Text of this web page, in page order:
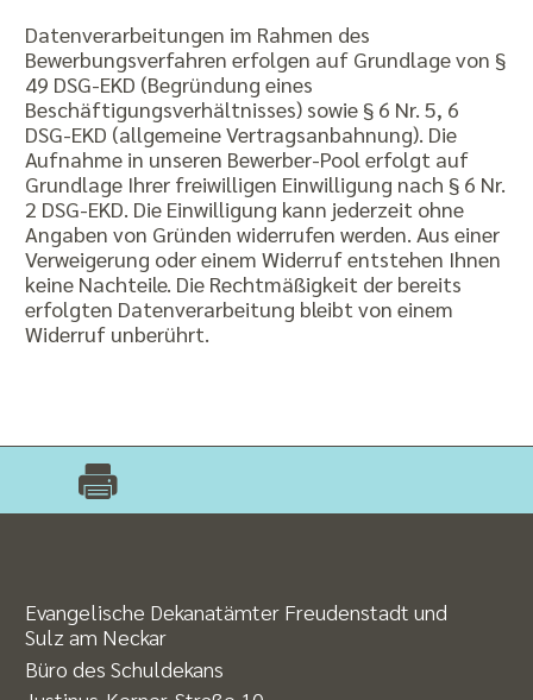
Datenverarbeitungen im Rahmen des
Bewerbungsverfahren erfolgen auf Grundlage von §
49 DSG-EKD (Begründung eines
Beschäftigungsverhältnisses) sowie § 6 Nr. 5, 6
DSG-EKD (allgemeine Vertragsanbahnung). Die
Aufnahme in unseren Bewerber-Pool erfolgt auf
Grundlage Ihrer freiwilligen Einwilligung nach § 6 Nr.
2 DSG-EKD. Die Einwilligung kann jederzeit ohne
Angaben von Gründen widerrufen werden. Aus einer
Verweigerung oder einem Widerruf entstehen Ihnen
keine Nachteile. Die Rechtmäßigkeit der bereits
erfolgten Datenverarbeitung bleibt von einem
Widerruf unberührt.
Evangelische Dekanatämter Freudenstadt und
Sulz am Neckar
Büro des Schuldekans